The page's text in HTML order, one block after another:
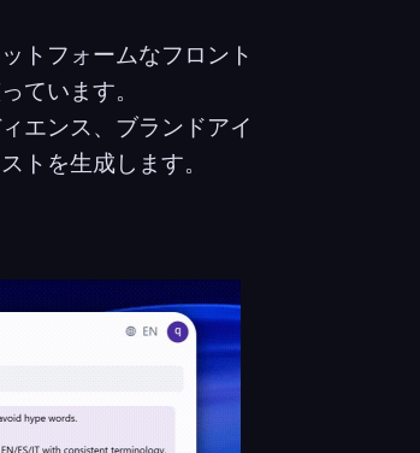
トフォームなフロント
ています。
エンス、ブランドアイ
トを生成します。